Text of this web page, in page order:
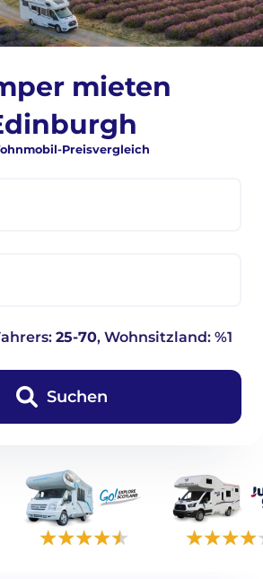
mieten
Preisvergleich
25-70, Wohnsitzland: %1
Suchen